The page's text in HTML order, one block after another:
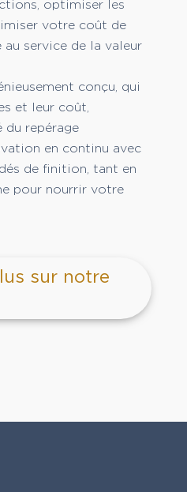
optimiser les
votre coût de
service de la valeur
conçu, qui
et leur coût,
du repérage
en continu avec
de finition, tant en
pour nourrir votre
sur notre